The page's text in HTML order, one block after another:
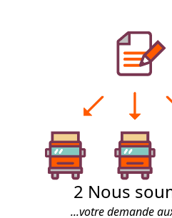
2 Nous
...votre demande